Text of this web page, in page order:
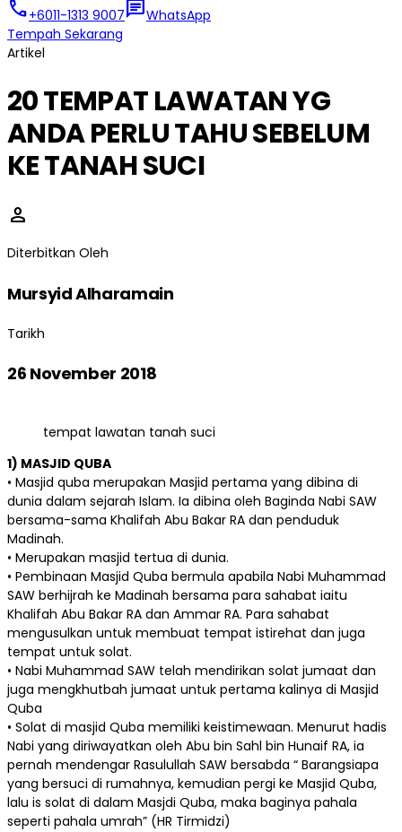
call+6011-1313 9007chatWhatsApp
Tempah Sekarang
Artikel
20 TEMPAT LAWATAN YG
ANDA PERLU TAHU SEBELUM
KE TANAH SUCI
person
Diterbitkan Oleh
Mursyid Alharamain
Tarikh
26 November 2018
tempat lawatan tanah suci
1) MASJID QUBA
• Masjid quba merupakan Masjid pertama yang dibina di
dunia dalam sejarah Islam. Ia dibina oleh Baginda Nabi SAW
bersama-sama Khalifah Abu Bakar RA dan penduduk
Madinah.
• Merupakan masjid tertua di dunia.
• Pembinaan Masjid Quba bermula apabila Nabi Muhammad
SAW berhijrah ke Madinah bersama para sahabat iaitu
Khalifah Abu Bakar RA dan Ammar RA. Para sahabat
mengusulkan untuk membuat tempat istirehat dan juga
tempat untuk solat.
• Nabi Muhammad SAW telah mendirikan solat jumaat dan
juga mengkhutbah jumaat untuk pertama kalinya di Masjid
Quba
• Solat di masjid Quba memiliki keistimewaan. Menurut hadis
Nabi yang diriwayatkan oleh Abu bin Sahl bin Hunaif RA, ia
pernah mendengar Rasulullah SAW bersabda “ Barangsiapa
yang bersuci di rumahnya, kemudian pergi ke Masjid Quba,
lalu is solat di dalam Masjdi Quba, maka baginya pahala
seperti pahala umrah” (HR Tirmidzi)